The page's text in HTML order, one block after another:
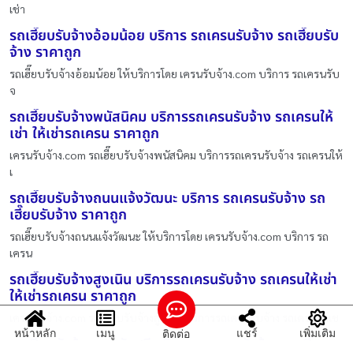
เช่า
รถเฮี๊ยบรับจ้างอ้อมน้อย บริการ รถเครนรับจ้าง รถเฮี๊ยบรับ
จ้าง ราคาถูก
รถเฮี๊ยบรับจ้างอ้อมน้อย ให้บริการโดย เครนรับจ้าง.com บริการ รถเครนรับ
จ
รถเฮี๊ยบรับจ้างพนัสนิคม บริการรถเครนรับจ้าง รถเครนให้
เช่า ให้เช่ารถเครน ราคาถูก
เครนรับจ้าง.com รถเฮี๊ยบรับจ้างพนัสนิคม บริการรถเครนรับจ้าง รถเครนให้
เ
รถเฮี๊ยบรับจ้างถนนแจ้งวัฒนะ บริการ รถเครนรับจ้าง รถ
เฮี๊ยบรับจ้าง ราคาถูก
รถเฮี๊ยบรับจ้างถนนแจ้งวัฒนะ ให้บริการโดย เครนรับจ้าง.com บริการ รถ
เครน
รถเฮี๊ยบรับจ้างสูงเนิน บริการรถเครนรับจ้าง รถเครนให้เช่า
ให้เช่ารถเครน ราคาถูก
เครนรับจ้าง.com รถเฮี๊ยบรับจ้างสูงเนิน บริการรถเครนรับจ้าง รถเครนให้เช
หน้าหลัก เมนู ติดต่อ แชร์ เพิ่มเติม